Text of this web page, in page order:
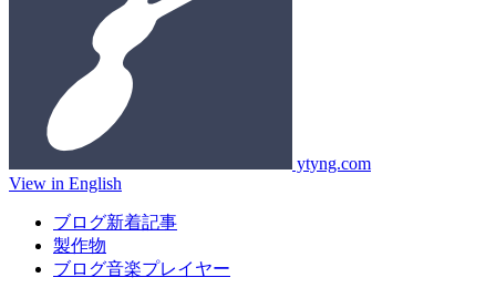
ytyng.com
View in English
ブログ新着記事
製作物
ブログ音楽プレイヤー